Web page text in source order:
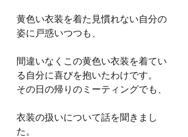
黄色い衣装を着た見慣れない自分の
姿に戸惑いつつも、
間違いなくこの黄色い衣装を着てい
る自分に喜びを抱いたわけです。
その日の帰りのミーティングでも、
衣装の扱いについて話を聞きまし
た。